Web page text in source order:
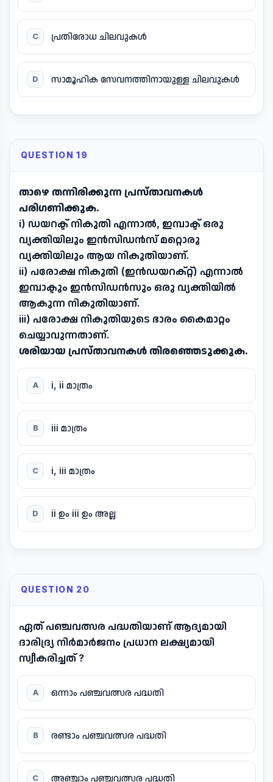
C പ്രതിരോധ ചിലവുകൾ
D സാമൂഹിക സേവനത്തിനായുള്ള ചിലവുകൾ
QUESTION 19
താഴെ തന്നിരിക്കുന്ന പ്രസ്താവനകൾ
പരിഗണിക്കുക.
i) ഡയറക്ട് നികുതി എന്നാൽ, ഇമ്പാക്ട് ഒരു
വ്യക്തിയിലും ഇൻസിഡൻസ് മറ്റൊരു
വ്യക്തിയിലും ആയ നികുതിയാണ്.
ii) പരോക്ഷ നികുതി (ഇൻഡയറക്റ്റ്) എന്നാൽ
ഇമ്പാക്ടും ഇൻസിഡൻസും ഒരു വ്യക്തിയിൽ
ആകുന്ന നികുതിയാണ്.
iii) പരോക്ഷ നികുതിയുടെ ഭാരം കൈമാറ്റം
ചെയ്യാവുന്നതാണ്.
ശരിയായ പ്രസ്താവനകൾ തിരഞ്ഞെടുക്കുക.
A i, ii മാത്രം
B iii മാത്രം
C i, iii മാത്രം
D ii ഉം iii ഉം അല്ല
QUESTION 20
ഏത് പഞ്ചവത്സര പദ്ധതിയാണ് ആദ്യമായി
ദാരിദ്ര്യ നിർമാർജനം പ്രധാന ലക്ഷ്യമായി
സ്വീകരിച്ചത് ?
A ഒന്നാം പഞ്ചവത്സര പദ്ധതി
B രണ്ടാം പഞ്ചവത്സര പദ്ധതി
C അഞ്ചാം പഞ്ചവത്സര പദ്ധതി